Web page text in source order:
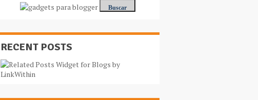
RECENT POSTS